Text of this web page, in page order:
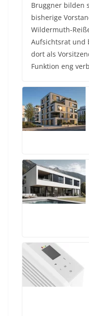
Bruggner bilden
bisherige
Wildermuth-
Aufsichtsrat und
dort als
Funktion eng